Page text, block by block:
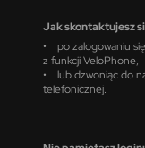
Jak skontaktujesz
• po zalogowaniu
z funkcji VeloPhone,
• lub dzwoniąc do
telefonicznej.